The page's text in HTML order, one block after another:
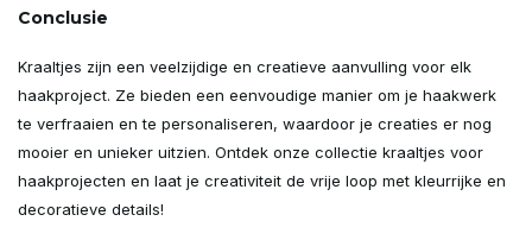
Conclusie
Kraaltjes zijn een veelzijdige en creatieve aanvulling voor elk
haakproject. Ze bieden een eenvoudige manier om je haakwerk
te verfraaien en te personaliseren, waardoor je creaties er nog
mooier en unieker uitzien. Ontdek onze collectie kraaltjes voor
haakprojecten en laat je creativiteit de vrije loop met kleurrijke en
decoratieve details!